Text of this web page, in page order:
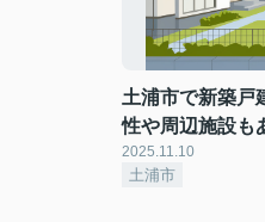
土浦市で新築戸
性や周辺施設も
2025.11.10
土浦市